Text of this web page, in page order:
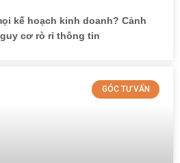
kế hoạch kinh doanh? Cảnh
cơ rò rỉ thông tin
GÓC TƯ VẤN